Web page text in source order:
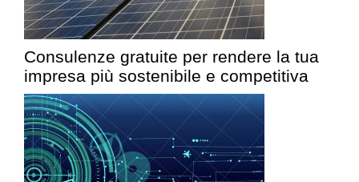
Consulenze gratuite per rendere la tua
impresa più sostenibile e competitiva